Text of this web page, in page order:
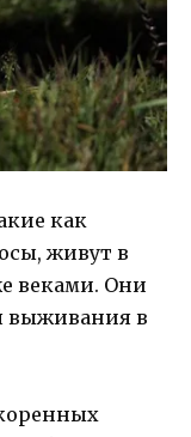
как
живут в
веками. Они
выживания в